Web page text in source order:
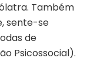
Também
sente-se
de
Psicossocial).